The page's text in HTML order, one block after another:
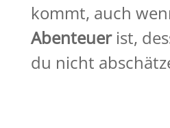
kommt, auch
Abenteuerist,
du nicht